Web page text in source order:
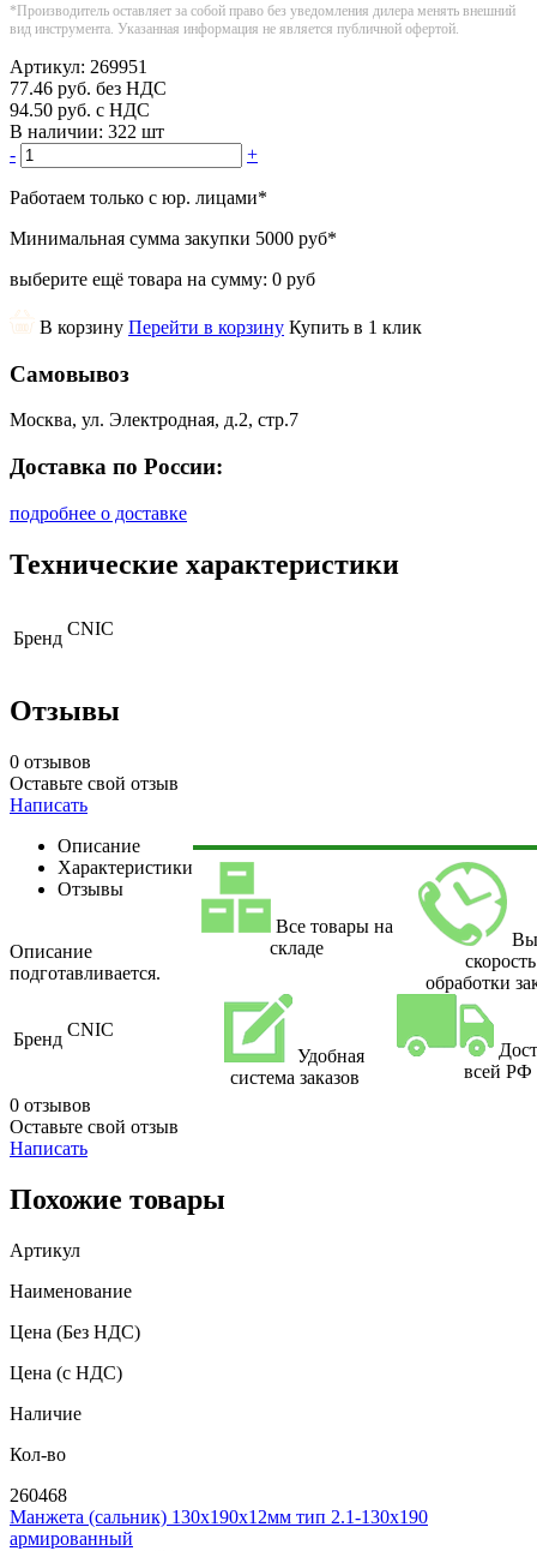
*Производитель оставляет за собой право без уведомления дилера менять внешний
вид инструмента. Указанная информация не является публичной офертой.
Артикул: 269951
77.46 руб. без НДС
94.50 руб. с НДС
В наличии: 322 шт
-
+
Работаем только с юр. лицами*
Минимальная сумма закупки 5000 руб*
выберите ещё товара на сумму: 0 руб
В корзину Перейти в корзину Купить в 1 клик
Самовывоз
Москва, ул. Электродная, д.2, стр.7
Доставка по России:
подробнее о доставке
Технические характеристики
Бренд CNIC
Отзывы
0 отзывов
Оставьте свой отзыв
Написать
Описание
Характеристики
Отзывы
Описание
подготавливается.
Бренд CNIC
0 отзывов
Оставьте свой отзыв
Написать
Все товары на
складе
скорость
обработки
Удобная
система заказов
всей РФ
Похожие товары
Артикул
Наименование
Цена (Без НДС)
Цена (с НДС)
Наличие
Кол-во
260468
Манжета (сальник) 130х190х12мм тип 2.1-130х190
армированный